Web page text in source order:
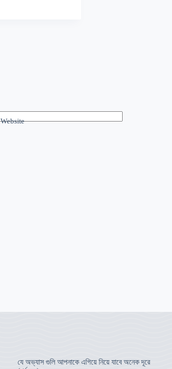
Website
যে অভ্যাস গুলি আপনাকে এগিয়ে নিয়ে যাবে অনেক দূরে